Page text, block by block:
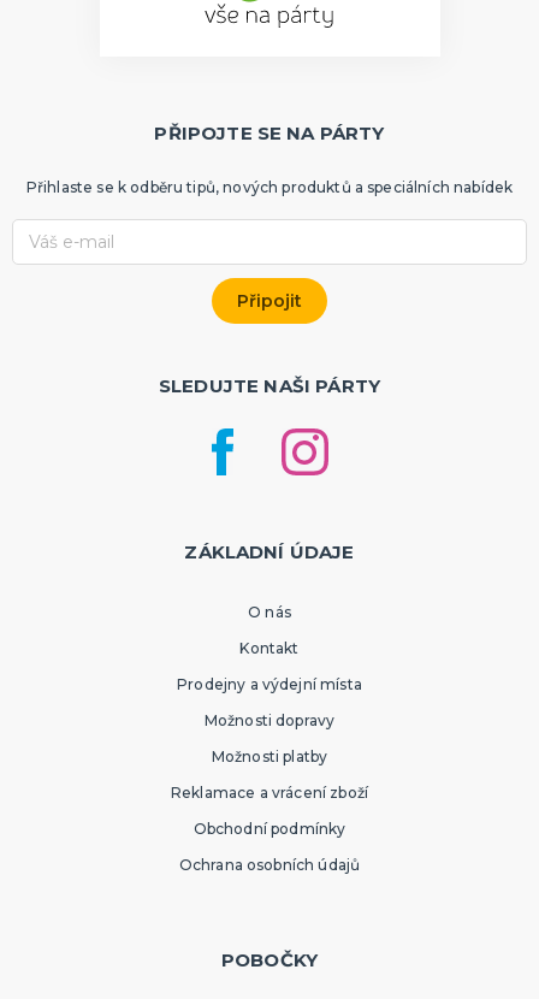
PŘIPOJTE SE NA PÁRTY
Přihlaste se k odběru tipů, nových produktů a speciálních nabídek
SLEDUJTE NAŠI PÁRTY
ZÁKLADNÍ ÚDAJE
O nás
Kontakt
Prodejny a výdejní místa
Možnosti dopravy
Možnosti platby
Reklamace a vrácení zboží
Obchodní podmínky
Ochrana osobních údajů
POBOČKY